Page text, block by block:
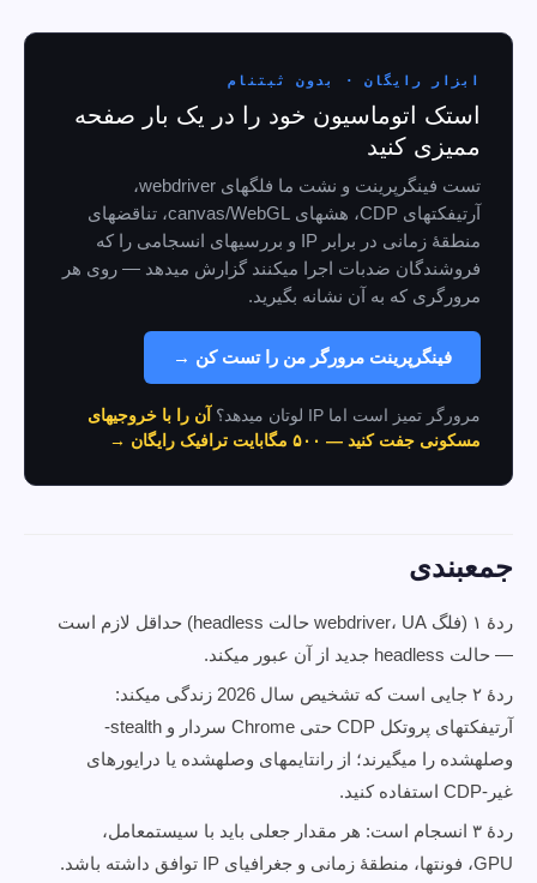
ابزار رایگان · بدون ثبتنام
استک اتوماسیون خود را در یک بار صفحه
ممیزی کنید
تست فینگرپرینت و نشت ما فلگهای webdriver،
آرتیفکتهای CDP، هشهای canvas/WebGL، تناقضهای
منطقهٔ زمانی در برابر IP و بررسیهای انسجامی را که
فروشندگان ضدبات اجرا میکنند گزارش میدهد — روی هر
مرورگری که به آن نشانه بگیرید.
فینگرپرینت مرورگر من را تست کن →
مرورگر تمیز است اما IP لوتان میدهد؟
آن را با خروجیهای
مسکونی جفت کنید — ۵۰۰ مگابایت ترافیک رایگان →
جمعبندی
ردهٔ ۱ (فلگ webdriver، UA حالت headless) حداقل لازم است
— حالت headless جدید از آن عبور میکند.
ردهٔ ۲ جایی است که تشخیص سال 2026 زندگی میکند:
آرتیفکتهای پروتکل CDP حتی Chrome سردار و stealth-
وصلهشده را میگیرند؛ از رانتایمهای وصلهشده یا درایورهای
غیر-CDP استفاده کنید.
ردهٔ ۳ انسجام است: هر مقدار جعلی باید با سیستمعامل،
GPU، فونتها، منطقهٔ زمانی و جغرافیای IP توافق داشته باشد.